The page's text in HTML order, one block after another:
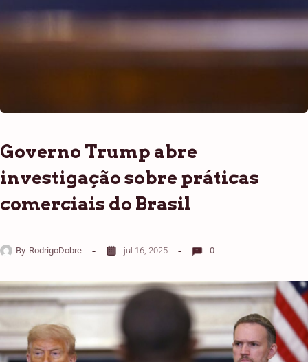
Governo Trump abre
investigação sobre práticas
comerciais do Brasil
By RodrigoDobre jul 16, 2025 0